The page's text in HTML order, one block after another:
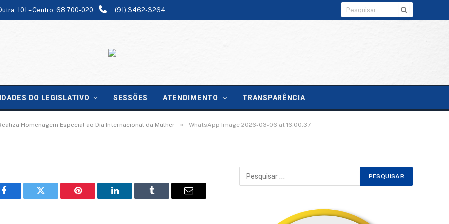
101 – Centro, 68.700-020 (91) 3462-3264
DO LEGISLATIVO SESSÕES ATENDIMENTO TRANSPARÊNCIA
Homenagem Especial ao Dia Internacional da Mulher » WhatsApp Image 2026-03-06 at 16.00.37
03-06 at 16.00.37
Facebook Twitter Pinterest LinkedIn Tumblr Email